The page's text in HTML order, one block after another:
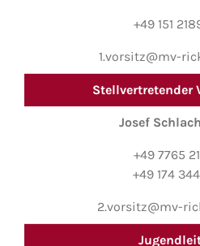
+49 151
1.vorsitz@mv-
Stellvertretender
Josef
+49 7765
+49 174
2.vorsitz@mv-